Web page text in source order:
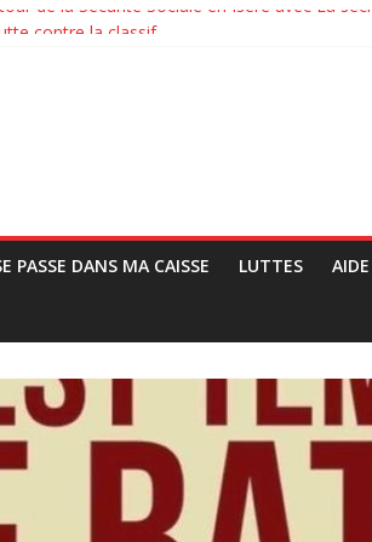
de la Sécurité Sociale en Isère avec La
Grivel, Directeur de la CNAF, le syndicat
PASSE DANS MA CAISSE LUTTES